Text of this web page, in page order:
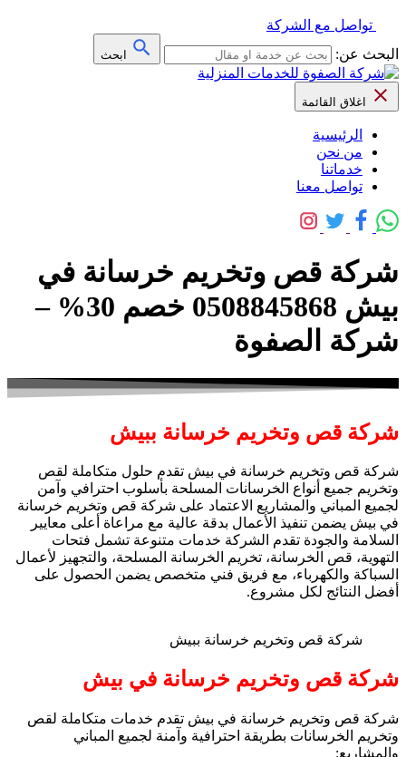
تواصل مع الشركة
البحث عن:
ابحث
اغلاق القائمة
الرئيسية
من نحن
خدماتنا
تواصل معنا
شركة قص وتخريم خرسانة في
بيش 0508845868 خصم 30% –
شركة الصفوة
شركة قص وتخريم خرسانة ببيش
شركة قص وتخريم خرسانة في بيش تقدم حلول متكاملة لقص
وتخريم جميع أنواع الخرسانات المسلحة بأسلوب احترافي وآمن
لجميع المباني والمشاريع الاعتماد على شركة قص وتخريم خرسانة
في بيش يضمن تنفيذ الأعمال بدقة عالية مع مراعاة أعلى معايير
السلامة والجودة تقدم الشركة خدمات متنوعة تشمل فتحات
التهوية، قص الخرسانة، تخريم الخرسانة المسلحة، والتجهيز لأعمال
السباكة والكهرباء، مع فريق فني متخصص يضمن الحصول على
أفضل النتائج لكل مشروع.
شركة قص وتخريم خرسانة ببيش
شركة قص وتخريم خرسانة في بيش
شركة قص وتخريم خرسانة في بيش تقدم خدمات متكاملة لقص
وتخريم الخرسانات بطريقة احترافية وآمنة لجميع المباني
والمشاريع: